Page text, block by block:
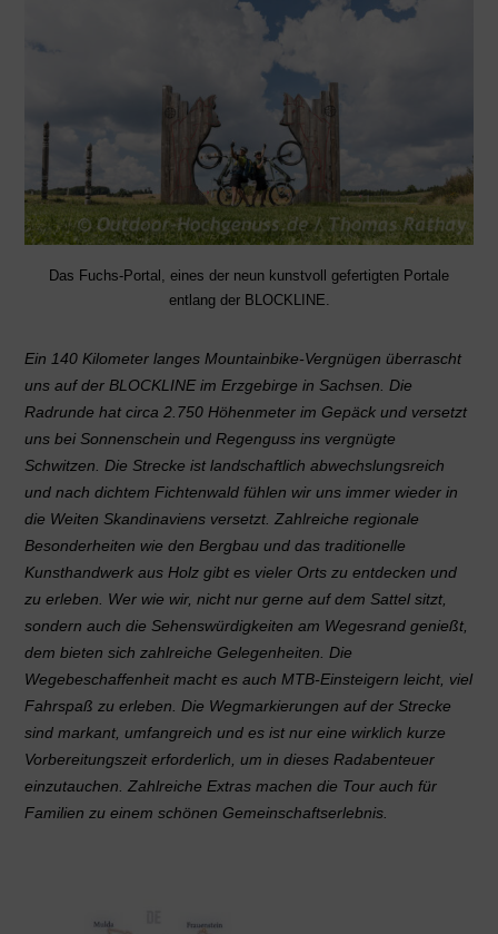
Das Fuchs-Portal, eines der neun kunstvoll gefertigten Portale
entlang der BLOCKLINE.
Ein 140 Kilometer langes Mountainbike-Vergnügen überrascht
uns auf der BLOCKLINE im Erzgebirge in Sachsen. Die
Radrunde hat circa 2.750 Höhenmeter im Gepäck und versetzt
uns bei Sonnenschein und Regenguss ins vergnügte
Schwitzen. Die Strecke ist landschaftlich abwechslungsreich
und nach dichtem Fichtenwald fühlen wir uns immer wieder in
die Weiten Skandinaviens versetzt. Zahlreiche regionale
Besonderheiten wie den Bergbau und das traditionelle
Kunsthandwerk aus Holz gibt es vieler Orts zu entdecken und
zu erleben. Wer wie wir, nicht nur gerne auf dem Sattel sitzt,
sondern auch die Sehenswürdigkeiten am Wegesrand genießt,
dem bieten sich zahlreiche Gelegenheiten. Die
Wegebeschaffenheit macht es auch MTB-Einsteigern leicht, viel
Fahrspaß zu erleben. Die Wegmarkierungen auf der Strecke
sind markant, umfangreich und es ist nur eine wirklich kurze
Vorbereitungszeit erforderlich, um in dieses Radabenteuer
einzutauchen. Zahlreiche Extras machen die Tour auch für
Familien zu einem schönen Gemeinschaftserlebnis.